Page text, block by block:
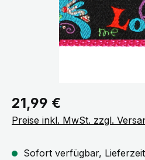
Regulärer Preis:
21,99 €
Preise inkl. MwSt. zzgl.
Sofort verfügbar,